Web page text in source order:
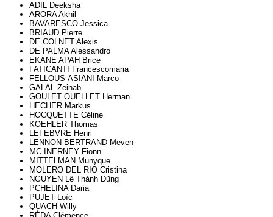
ADIL Deeksha
ARORA Akhil
BAVARESCO Jessica
BRIAUD Pierre
DE COLNET Alexis
DE PALMA Alessandro
EKANE APAH Brice
FATICANTI Francescomaria
FELLOUS-ASIANI Marco
GALAL Zeinab
GOULET OUELLET Herman
HECHER Markus
HOCQUETTE Céline
KOEHLER Thomas
LEFEBVRE Henri
LENNON-BERTRAND Meven
MC INERNEY Fionn
MITTELMAN Munyque
MOLERO DEL RIO Cristina
NGUYEN Lê Thành Dũng
PCHELINA Daria
PUJET Loïc
QUACH Willy